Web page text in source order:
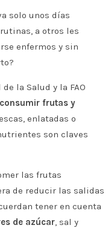
solo unos días
a otros les
enfermos y sin
la Salud y la FAO
consumir frutas y
enlatadas o
son claves
las frutas
de reducir las salidas
tener en cuenta
de azúcar, sal y